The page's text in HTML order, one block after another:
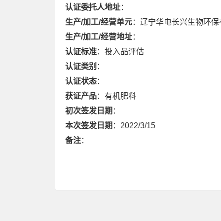
认证委托人地址：
生产/加工/经营单元：辽宁华电长兴生物环
生产/加工/经营地址：
认证标准：投入品评估
认证类别 ：
认证状态：
获证产品：有机肥料
初次签发日期 ：
本次签发日期 ：2022/3/15
备注：